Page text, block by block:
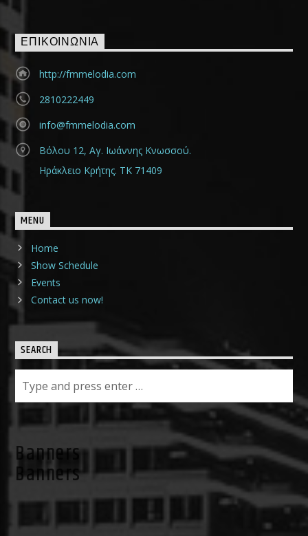
ΕΠΙΚΟΙΝΩΝΊΑ
http://fmmelodia.com
2810222449
info@fmmelodia.com
Βόλου 12, Αγ. Ιωάννης Κνωσσού.
Ηράκλειο Κρήτης. ΤΚ 71409
MENU
Home
Show Schedule
Events
Contact us now!
SEARCH
Banners
Banners